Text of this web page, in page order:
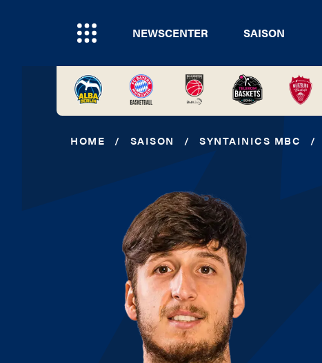
NEWSCENTER SAISON
HOME / SAISON / SYNTAINICS MBC /